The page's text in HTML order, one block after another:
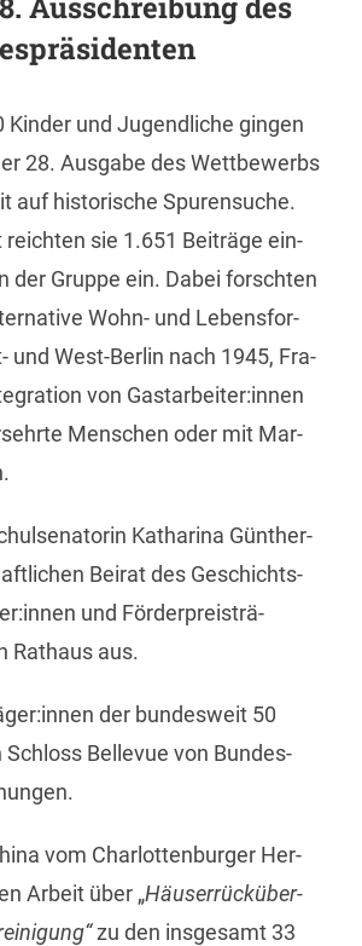
Kin­der und Ju­gend­li­che gin­gen
28. Aus­ga­be des Wett­be­werbs
auf his­to­ri­sche Spu­ren­su­che.
reich­ten sie 1.651 Bei­trä­ge ein­
der Grup­pe ein. Dabei forsch­ten
Wohn- und Le­bens­for­
und West-Ber­lin nach 1945, Fra­
von Gast­ar­bei­ter:innen
Men­schen oder mit Mar­
Ka­tha­ri­na Gün­ther-
Bei­rat des Ge­schichts­
und För­der­preis­trä­
Rat­haus aus.
der bun­des­weit 50
Bel­le­vue von Bun­des­
vom Char­lot­ten­bur­ger Her­
Ar­beit über „Häu­ser­rück­über­
zu den ins­ge­samt 33